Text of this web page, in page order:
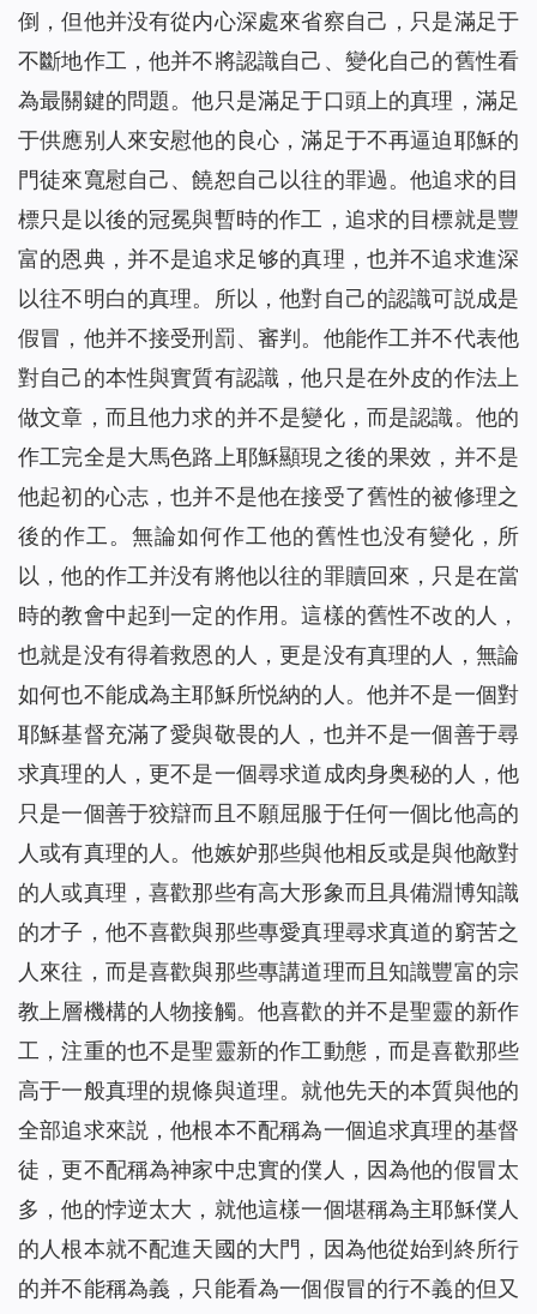
倒，但他并没有從内心深處來省察自己，只是滿足于
不斷地作工，他并不將認識自己、變化自己的舊性看
為最關鍵的問題。他只是滿足于口頭上的真理，滿足
于供應别人來安慰他的良心，滿足于不再逼迫耶穌的
門徒來寬慰自己、饒恕自己以往的罪過。他追求的目
標只是以後的冠冕與暫時的作工，追求的目標就是豐
富的恩典，并不是追求足够的真理，也并不追求進深
以往不明白的真理。所以，他對自己的認識可説成是
假冒，他并不接受刑罰、審判。他能作工并不代表他
對自己的本性與實質有認識，他只是在外皮的作法上
做文章，而且他力求的并不是變化，而是認識。他的
作工完全是大馬色路上耶穌顯現之後的果效，并不是
他起初的心志，也并不是他在接受了舊性的被修理之
後的作工。無論如何作工他的舊性也没有變化，所
以，他的作工并没有將他以往的罪贖回來，只是在當
時的教會中起到一定的作用。這樣的舊性不改的人，
也就是没有得着救恩的人，更是没有真理的人，無論
如何也不能成為主耶穌所悦納的人。他并不是一個對
耶穌基督充滿了愛與敬畏的人，也并不是一個善于尋
求真理的人，更不是一個尋求道成肉身奥秘的人，他
只是一個善于狡辯而且不願屈服于任何一個比他高的
人或有真理的人。他嫉妒那些與他相反或是與他敵對
的人或真理，喜歡那些有高大形象而且具備淵博知識
的才子，他不喜歡與那些專愛真理尋求真道的窮苦之
人來往，而是喜歡與那些專講道理而且知識豐富的宗
教上層機構的人物接觸。他喜歡的并不是聖靈的新作
工，注重的也不是聖靈新的作工動態，而是喜歡那些
高于一般真理的規條與道理。就他先天的本質與他的
全部追求來説，他根本不配稱為一個追求真理的基督
徒，更不配稱為神家中忠實的僕人，因為他的假冒太
多，他的悖逆太大，就他這樣一個堪稱為主耶穌僕人
的人根本就不配進天國的大門，因為他從始到終所行
的并不能稱為義，只能看為一個假冒的行不義的但又